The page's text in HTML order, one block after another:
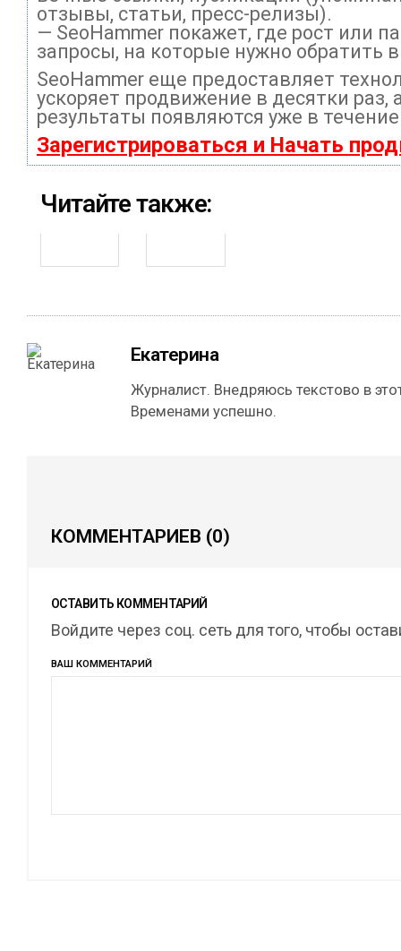
отзывы, статьи, пресс-релизы).
— SeoHammer покажет, где рост или
запросы, на которые нужно обратить
SeoHammer еще предоставляет
ускоряет продвижение в десятки раз,
результаты появляются уже в
Зарегистрироваться и Начать
Читайте также:
Екатерина
Журналист. Внедряюсь текстово в
Временами успешно.
КОММЕНТАРИЕВ (0)
ОСТАВИТЬ КОММЕНТАРИЙ
Войдите через соц. сеть для того, чтобы
ВАШ КОММЕНТАРИЙ